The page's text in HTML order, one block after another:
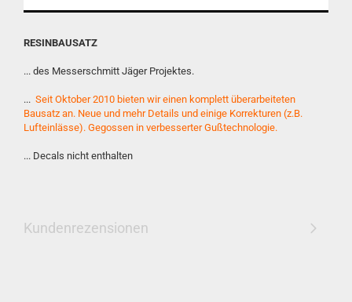
RESINBAUSATZ
... des Messerschmitt Jäger Projektes.
... Seit Oktober 2010 bieten wir einen komplett überarbeiteten
Bausatz an. Neue und mehr Details und einige Korrekturen (z.B.
Lufteinlässe). Gegossen in verbesserter Gußtechnologie.
... Decals nicht enthalten
Kundenrezensionen